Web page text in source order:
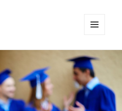
WIDGETY